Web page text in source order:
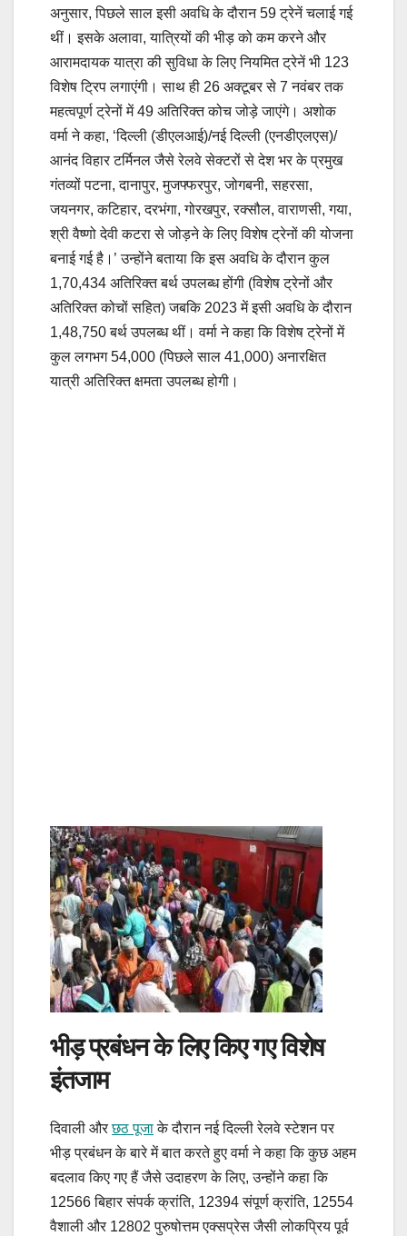
अनुसार, पिछले साल इसी अवधि के दौरान 59 ट्रेनें चलाई गई
थीं। इसके अलावा, यात्रियों की भीड़ को कम करने और
आरामदायक यात्रा की सुविधा के लिए नियमित ट्रेनें भी 123
विशेष ट्रिप लगाएंगी। साथ ही 26 अक्टूबर से 7 नवंबर तक
महत्वपूर्ण ट्रेनों में 49 अतिरिक्त कोच जोड़े जाएंगे। अशोक
वर्मा ने कहा, ‘दिल्ली (डीएलआई)/नई दिल्ली (एनडीएलएस)/
आनंद विहार टर्मिनल जैसे रेलवे सेक्टरों से देश भर के प्रमुख
गंतव्यों पटना, दानापुर, मुजफ्फरपुर, जोगबनी, सहरसा,
जयनगर, कटिहार, दरभंगा, गोरखपुर, रक्सौल, वाराणसी, गया,
श्री वैष्णो देवी कटरा से जोड़ने के लिए विशेष ट्रेनों की योजना
बनाई गई है।’ उन्होंने बताया कि इस अवधि के दौरान कुल
1,70,434 अतिरिक्त बर्थ उपलब्ध होंगी (विशेष ट्रेनों और
अतिरिक्त कोचों सहित) जबकि 2023 में इसी अवधि के दौरान
1,48,750 बर्थ उपलब्ध थीं। वर्मा ने कहा कि विशेष ट्रेनों में
कुल लगभग 54,000 (पिछले साल 41,000) अनारक्षित
यात्री अतिरिक्त क्षमता उपलब्ध होगी।
भीड़ प्रबंधन के लिए किए गए विशेष
इंतजाम
दिवाली औरछठ पूजाके दौरान नई दिल्ली रेलवे स्टेशन पर
भीड़ प्रबंधन के बारे में बात करते हुए वर्मा ने कहा कि कुछ अहम
बदलाव किए गए हैं जैसे उदाहरण के लिए, उन्होंने कहा कि
12566 बिहार संपर्क क्रांति, 12394 संपूर्ण क्रांति, 12554
वैशाली और 12802 पुरुषोत्तम एक्सप्रेस जैसी लोकप्रिय पूर्व